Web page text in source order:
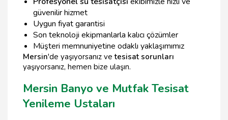
güvenilir hizmet
Uygun fiyat garantisi
Son teknoloji ekipmanlarla kalıcı çözümler
Müşteri memnuniyetine odaklı yaklaşımımız
Mersin'de yaşıyorsanız vetesisat sorunları
yaşıyorsanız, hemen bize ulaşın.
Mersin Banyo ve Mutfak Tesisat
Yenileme Ustaları